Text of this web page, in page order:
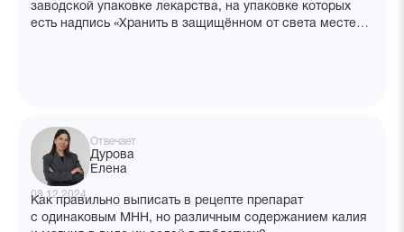
заводской упаковке лекарства, на упаковке которых
есть надпись «Хранить в защищённом от света месте»?
Отвечает
Дурова
Елена
08.12.2024
Как правильно выписать в рецепте препарат
с одинаковым МНН, но различным содержанием калия